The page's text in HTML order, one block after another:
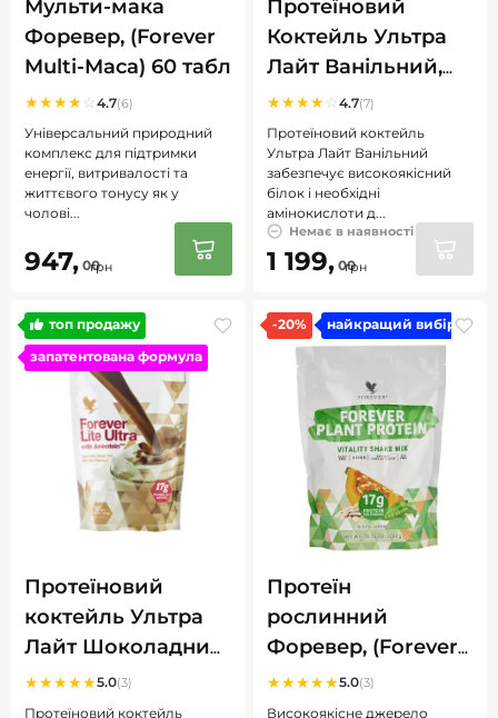
Мульти-мака
Форевер, (Forever
Multi-Maca) 60 табл
★★★★☆4.7(6)
Універсальний природний
комплекс для підтримки
енергії, витривалості та
життєвого тонусу як у
чолові...
947, 00грн
Протеїновий
Коктейль Ультра
Лайт Ванільний,
(Forever Lite Ultra
Vanilla), 375гр
★★★★☆4.7(7)
Протеїновий коктейль
Ультра Лайт Ванільний
забезпечує високоякісний
білок і необхідні
амінокислоти д...
Немає в наявності
1 199, 00грн
топ продажу
запатентована формула
Протеїновий
коктейль Ультра
Лайт Шоколадний,
(Forever Lite Ultra
with Aminotein)
★★★★★5.0(3)
Протеїновий коктейль
-20% найкращий вибір
Протеїн
рослинний
Форевер, (Forever
Plant Protein), 390 г
★★★★★5.0(3)
Високоякісне джерело